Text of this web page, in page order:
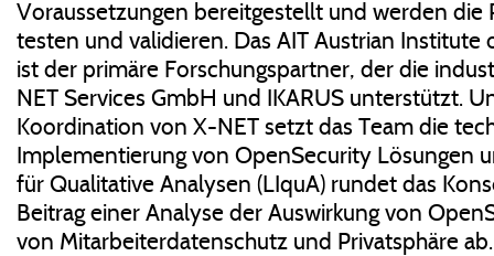
Voraussetzungen bereitgestellt und werden die
testen und validieren. Das AIT Austrian
ist der primäre Forschungspartner, der die
NET Services GmbH und IKARUS unterstützt.
Koordination von X-NET setzt das Team die
Implementierung von OpenSecurity Lösungen
für Qualitative Analysen (LIquA) rundet das
Beitrag einer Analyse der Auswirkung von
von Mitarbeiterdatenschutz und Privatsphäre ab.